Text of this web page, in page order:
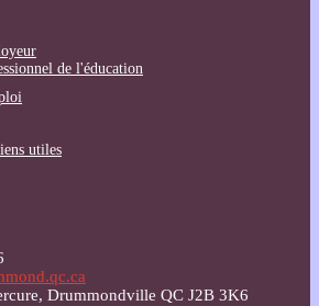
de l'éducation
utiles
Drummondville QC J2B 3K6